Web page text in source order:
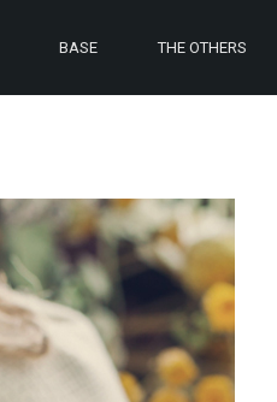
BASE THE OTHERS